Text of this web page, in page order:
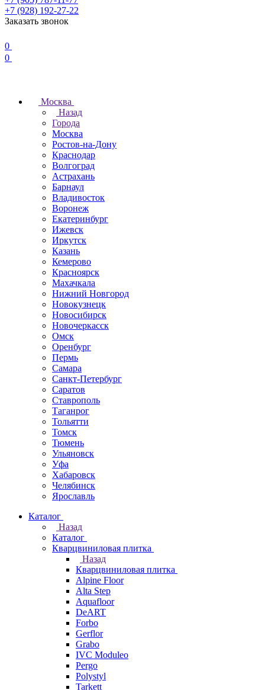
+7 (928) 192-27-22
Заказать звонок
0
0
Москва
Назад
Города
Москва
Ростов-на-Дону
Краснодар
Волгоград
Астрахань
Барнаул
Владивосток
Воронеж
Екатеринбург
Ижевск
Иркутск
Казань
Кемерово
Красноярск
Махачкала
Нижний Новгород
Новокузнецк
Новосибирск
Новочеркаcск
Омск
Оренбург
Пермь
Самара
Санкт-Петербург
Саратов
Ставрополь
Таганрог
Тольятти
Томск
Тюмень
Ульяновск
Уфа
Хабаровск
Челябинск
Ярославль
Каталог
Назад
Каталог
Кварцвиниловая плитка
Назад
Кварцвиниловая плитка
Alpine Floor
Alta Step
Aquafloor
DeART
Forbo
Gerflor
Grabo
IVC Moduleo
Pergo
Polystyl
Tarkett